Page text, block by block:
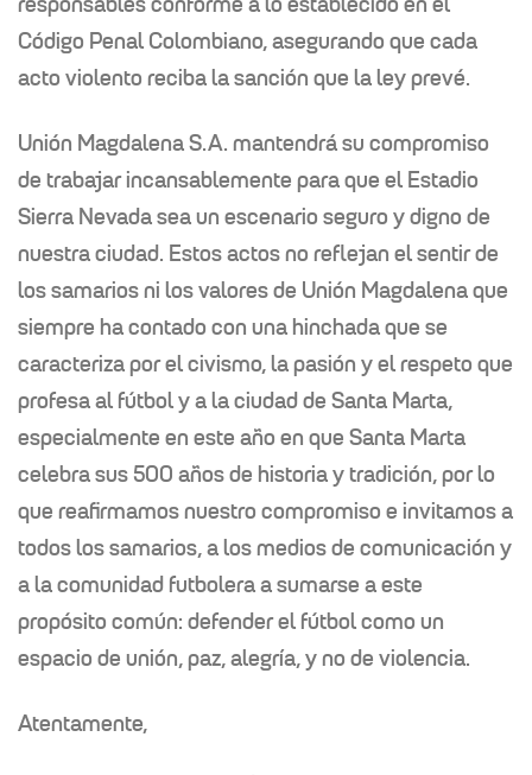
Código Penal Colombiano, asegurando que cada
acto violento reciba la sanción que la ley prevé.
Unión Magdalena S.A. mantendrá su compromiso
de trabajar incansablemente para que el Estadio
Sierra Nevada sea un escenario seguro y digno de
nuestraciudad. Estos actos no reflejan el sentir de
los samarios ni los valores de Unión Magdalena que
siempre ha contado con una hinchada que se
caracteriza por elcivismo, la pasión y el respeto que
profesa al fútbol y a la ciudad de Santa Marta,
especialmente en este año en que Santa Marta
celebra sus 500 años de historia y tradición, por lo
que reafirmamos nuestro compromiso e invitamos a
todos lossamarios, a los medios de comunicación y
a la comunidad futbolera a sumarse aeste
propósito común: defender el fútbol como un
espacio de unión, paz, alegría, y no de violencia.
Atentamente,